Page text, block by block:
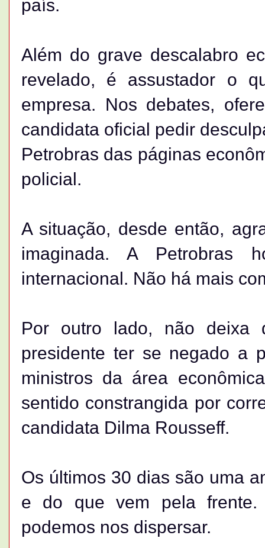
país.
Além do grave descalabro
revelado, é assustador o
empresa. Nos debates,
candidata oficial pedir
Petrobras das páginas
policial.
A situação, desde então,
imaginada. A
internacional. Não há mais
Por outro lado, não
presidente ter se negado a
ministros da área
sentido constrangida por
candidata Dilma Rousseff.
Os últimos 30 dias são uma
e do que vem pela
podemos nos dispersar.